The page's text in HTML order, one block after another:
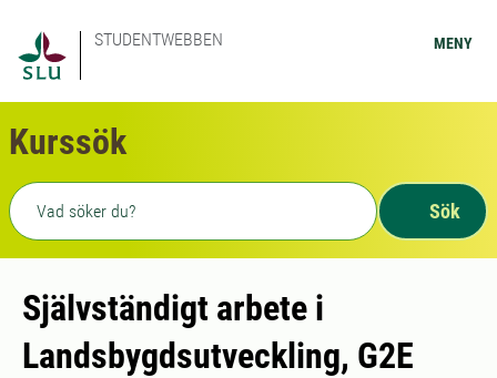
STUDENTWEBBEN MENY
Kurssök
Fritext sökning
Sök
Självständigt arbete i
Landsbygdsutveckling, G2E